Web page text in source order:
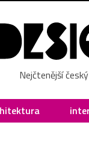
Nejčtenější